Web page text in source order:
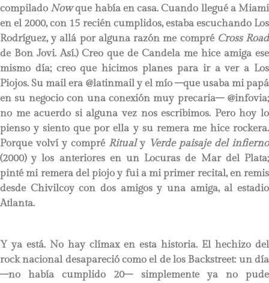
compiladoNowque había en casa. Cuando llegué a Miami
en el 2000, con 15 recién cumplidos, estaba escuchando Los
Rodríguez, y allá por alguna razón me compré Cross Road
de Bon Jovi. Así.) Creo que de Candela me hice amiga ese
mismo día; creo que hicimos planes para ir a ver a Los
Piojos. Su mail era @latinmail y el mío –que usaba mi papá
en su negocio con una conexión muy precaria– @infovia;
no me acuerdo si alguna vez nos escribimos. Pero hoy lo
pienso y siento que por ella y su remera me hice rockera.
Porque volví y compré Ritualy Verde paisaje del infierno
(2000) y los anteriores en un Locuras de Mar del Plata;
pinté mi remera del piojo y fui a mi primer recital, en remis
desde Chivilcoy con dos amigos y una amiga, al estadio
Atlanta.
Y ya está. No hay clímax en esta historia. El hechizo del
rock nacional desapareció como el de los Backstreet: un día
–no había cumplido 20– simplemente ya no pude